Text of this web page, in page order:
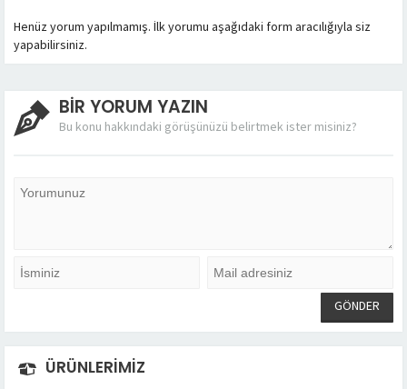
Henüz yorum yapılmamış. İlk yorumu aşağıdaki form aracılığıyla siz
yapabilirsiniz.
BİR YORUM YAZIN
Bu konu hakkındaki görüşünüzü belirtmek ister misiniz?
ÜRÜNLERİMİZ